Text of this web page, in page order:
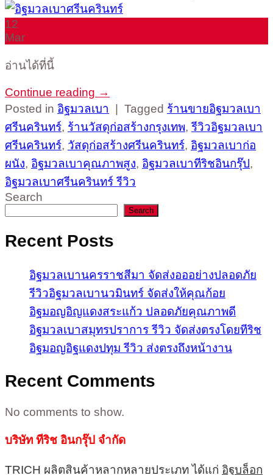
12
Mar
อ่านได้ที่นี้
Continue reading →
Posted in อิฐมวลเบา Tagged ร้านขายอิฐมวลเบา
ศรีนครินทร์, ร้านวัสดุก่อสร้างกรุงเทพ,รีวิวอิฐมวลเบา
ศรีนครินทร์, วัสดุก่อสร้างศรีนครินทร์, อิฐมวลเบาก่อ
ผนัง, อิฐมวลเบาคุณภาพสูง, อิฐมวลเบาทีริชอินกรุ๊ป,
อิฐมวลเบาศรีนครินทร์ รีวิว
Search
Search
Recent Posts
อิฐมวลเบานครราชสีมา จัดส่งอออย่างปลอดภัย
รีวิวอิฐมวลเบานวมินทร์ จัดส่งให้คุณก้อย
อิฐมอญอิญแดงสระแก้ว ปลอดภัยคุณภาพดี
อิฐมวลเบาสมุทรปราการ รีวิว จัดส่งตรงโดยทีริช
อิฐมอญอิฐแดงปทุม รีวิว ส่งตรงถึงหน้างาน
Recent Comments
No comments to show.
บริษัท ทีริช อินกรุ๊ป จำกัด
TRICH ผลิตสินค้าหลากหลายประเภท ได้แก่ อิฐบล็อก